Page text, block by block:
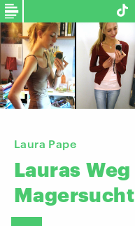
Laura Pape
Lauras Weg
Magersucht